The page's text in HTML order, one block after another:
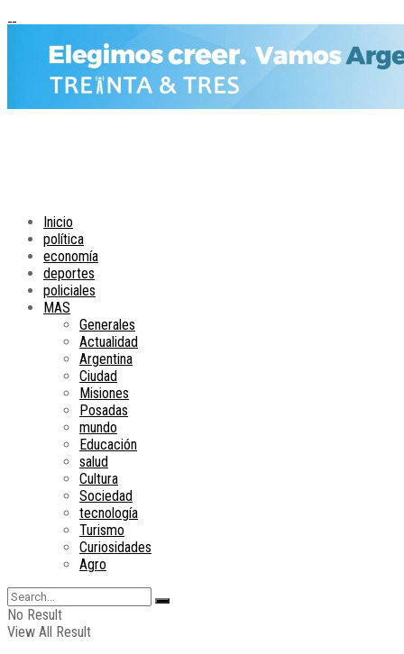
Inicio
política
economía
deportes
policiales
MAS
Generales
Actualidad
Argentina
Ciudad
Misiones
Posadas
mundo
Educación
salud
Cultura
Sociedad
tecnología
Turismo
Curiosidades
Agro
No Result
View All Result